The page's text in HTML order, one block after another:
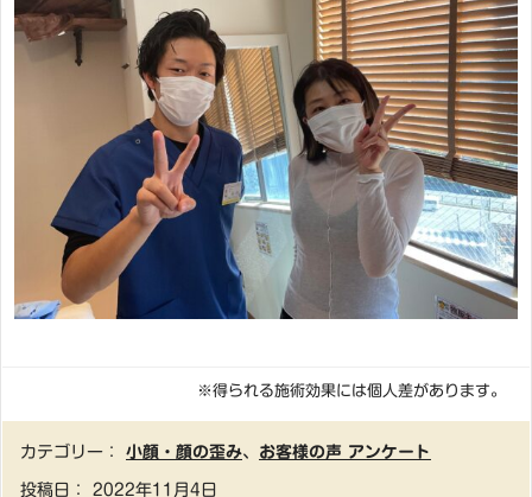
※得られる施術効果には個人差があります。
カテゴリー： 小顔・顔の歪み、 お客様の声 アンケート
投稿日： 2022年11月4日